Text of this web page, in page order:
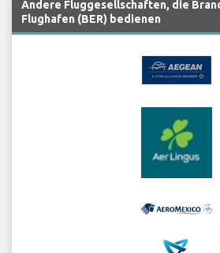
Andere Fluggesellschaften, die
Flughafen (BER) bedienen